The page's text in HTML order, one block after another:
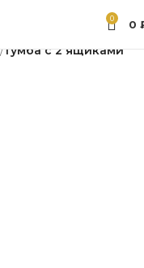
0 0
тумба с 2 ящиками